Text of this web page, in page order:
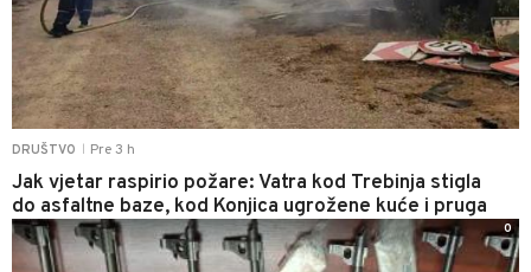
DRUŠTVO Pre 3 h
Jak vjetar raspirio požare: Vatra kod Trebinja stigla
do asfaltne baze, kod Konjica ugrožene kuće i pruga
0